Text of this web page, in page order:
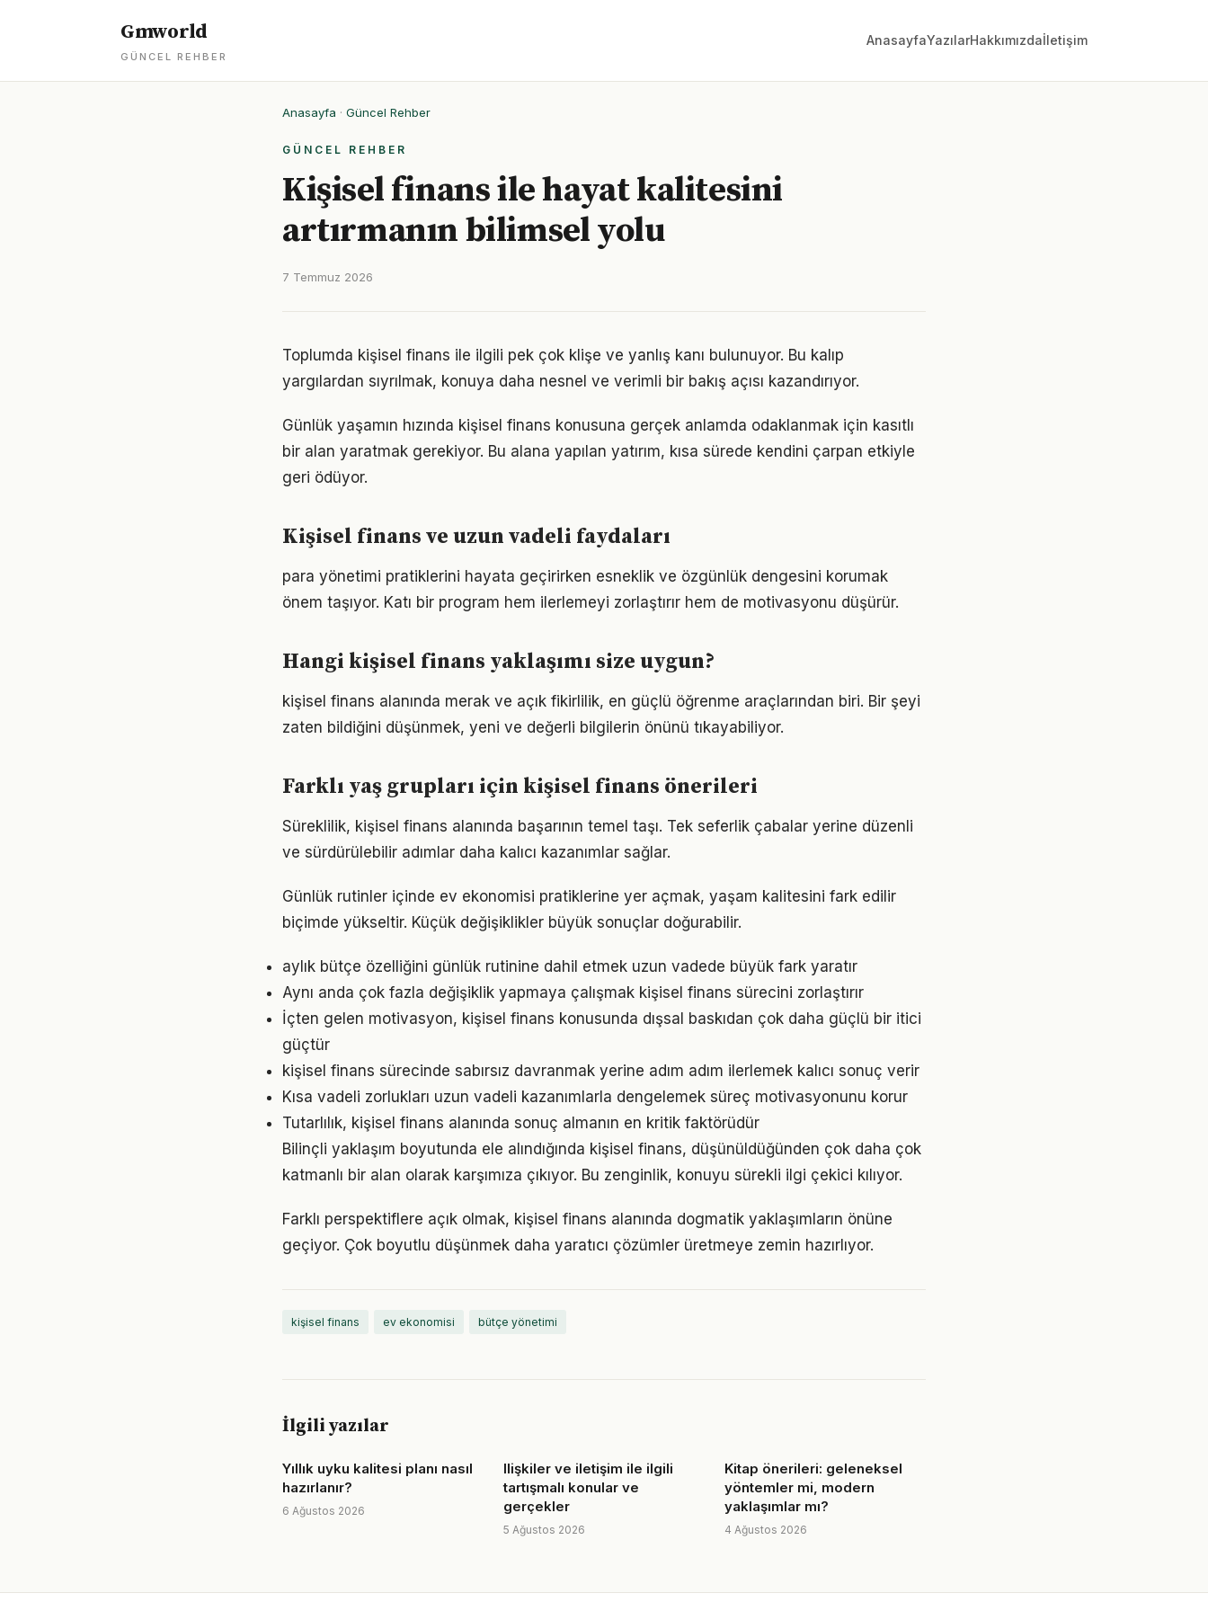
Gmworld
GÜNCEL REHBER
AnasayfaYazılarHakkımızdaİletişim
Anasayfa · Güncel Rehber
GÜNCEL REHBER
Kişisel finans ile hayat kalitesini
artırmanın bilimsel yolu
7 Temmuz 2026
Toplumda kişisel finans ile ilgili pek çok klişe ve yanlış kanı bulunuyor. Bu kalıp
yargılardan sıyrılmak, konuya daha nesnel ve verimli bir bakış açısı kazandırıyor.
Günlük yaşamın hızında kişisel finans konusuna gerçek anlamda odaklanmak için kasıtlı
bir alan yaratmak gerekiyor. Bu alana yapılan yatırım, kısa sürede kendini çarpan etkiyle
geri ödüyor.
Kişisel finans ve uzun vadeli faydaları
para yönetimi pratiklerini hayata geçirirken esneklik ve özgünlük dengesini korumak
önem taşıyor. Katı bir program hem ilerlemeyi zorlaştırır hem de motivasyonu düşürür.
Hangi kişisel finans yaklaşımı size uygun?
kişisel finans alanında merak ve açık fikirlilik, en güçlü öğrenme araçlarından biri. Bir şeyi
zaten bildiğini düşünmek, yeni ve değerli bilgilerin önünü tıkayabiliyor.
Farklı yaş grupları için kişisel finans önerileri
Süreklilik, kişisel finans alanında başarının temel taşı. Tek seferlik çabalar yerine düzenli
ve sürdürülebilir adımlar daha kalıcı kazanımlar sağlar.
Günlük rutinler içinde ev ekonomisi pratiklerine yer açmak, yaşam kalitesini fark edilir
biçimde yükseltir. Küçük değişiklikler büyük sonuçlar doğurabilir.
aylık bütçe özelliğini günlük rutinine dahil etmek uzun vadede büyük fark yaratır
Aynı anda çok fazla değişiklik yapmaya çalışmak kişisel finans sürecini zorlaştırır
İçten gelen motivasyon, kişisel finans konusunda dışsal baskıdan çok daha güçlü bir itici
güçtür
kişisel finans sürecinde sabırsız davranmak yerine adım adım ilerlemek kalıcı sonuç verir
Kısa vadeli zorlukları uzun vadeli kazanımlarla dengelemek süreç motivasyonunu korur
Tutarlılık, kişisel finans alanında sonuç almanın en kritik faktörüdür
Bilinçli yaklaşım boyutunda ele alındığında kişisel finans, düşünüldüğünden çok daha çok
katmanlı bir alan olarak karşımıza çıkıyor. Bu zenginlik, konuyu sürekli ilgi çekici kılıyor.
Farklı perspektiflere açık olmak, kişisel finans alanında dogmatik yaklaşımların önüne
geçiyor. Çok boyutlu düşünmek daha yaratıcı çözümler üretmeye zemin hazırlıyor.
kişisel finans ev ekonomisi bütçe yönetimi
İlgili yazılar
Yıllık uyku kalitesi planı nasıl
hazırlanır?
6 Ağustos 2026
Ilişkiler ve iletişim ile ilgili
tartışmalı konular ve
gerçekler
5 Ağustos 2026
Kitap önerileri: geleneksel
yöntemler mi, modern
yaklaşımlar mı?
4 Ağustos 2026